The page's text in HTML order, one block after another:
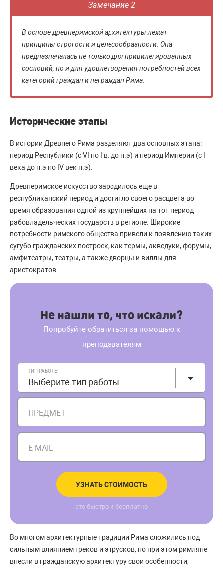
Замечание 2
В основе древнеримской архитектуры лежат
принципы строгости и целесообразности. Она
предназначалась не только для привилегированных
сословий, но и для удовлетворения потребностей всех
категорий граждан и неграждан Рима.
Исторические этапы
В истории Древнего Рима разделяют два основных этапа:
период Республики (с VI по I в. до н.э) и период Империи (с I
века до н.э по IV век н.э).
Древнеримское искусство зародилось еще в
республиканский период и достигло своего расцвета во
время образования одной из крупнейших на тот период
рабовладельческих государств в регионе. Широкие
потребности римского общества привели к появлению таких
сугубо гражданских построек, как термы, акведуки, форумы,
амфитеатры, театры, а также дворцы и виллы для
аристократов.
Не нашли то, что искали?
Попробуйте обратиться за помощью к
преподавателям
ТИП РАБОТЫ
Выберите тип работы
ПРЕДМЕТ
E-MAIL
УЗНАТЬ СТОИМОСТЬ
это быстро и бесплатно
Во многом архитектурные традиции Рима сложились под
сильным влиянием греков и этрусков, но при этом римляне
внесли в гражданскую архитектуру свои особенности,